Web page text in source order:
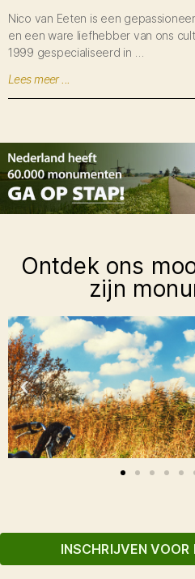
Nico van Eeten is een
en een ware liefhebber van ons
1999 gespecialiseerd in …
Lees meer ...
Ontdek ons
zijn
INSCHRIJVEN VOOR